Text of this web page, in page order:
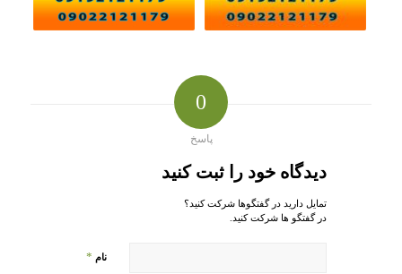
0
پاسخ
دیدگاه خود را ثبت کنید
تمایل دارید در گفتگوها شرکت کنید؟
در گفتگو ها شرکت کنید.
نام *